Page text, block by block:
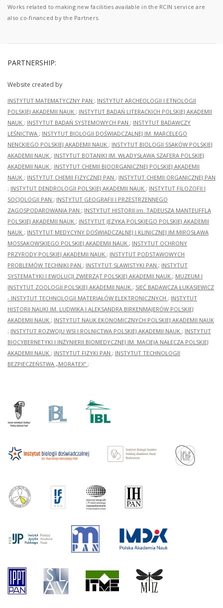
Works related to making new facilities available in the RCIN service are
also co-financed by the Partners.
PARTNERSHIP:
Website created by
INSTYTUT MATEMATYCZNY PAN ; INSTYTUT ARCHEOLOGII I ETNOLOGII
POLSKIEJ AKADEMII NAUK ; INSTYTUT BADAŃ LITERACKICH POLSKIEJ AKADEMII
NAUK ; INSTYTUT BADAŃ SYSTEMOWYCH PAN ; INSTYTUT BADAWCZY
LEŚNICTWA ; INSTYTUT BIOLOGII DOŚWIADCZALNEJ IM. MARCELEGO
NENCKIEGO POLSKIEJ AKADEMII NAUK ; INSTYTUT BIOLOGII SSAKÓW POLSKIEJ
AKADEMII NAUK ; INSTYTUT BOTANIKI IM. WŁADYSŁAWA SZAFERA POLSKIEJ
AKADEMII NAUK ; INSTYTUT CHEMII BIOORGANICZNEJ POLSKIEJ AKADEMII
NAUK ; INSTYTUT CHEMII FIZYCZNEJ PAN ; INSTYTUT CHEMII ORGANICZNEJ PAN
; INSTYTUT DENDROLOGII POLSKIEJ AKADEMII NAUK ; INSTYTUT FILOZOFII I
SOCJOLOGII PAN ; INSTYTUT GEOGRAFII I PRZESTRZENNEGO
ZAGOSPODAROWANIA PAN ; INSTYTUT HISTORII im. TADEUSZA MANTEUFFLA
POLSKIEJ AKADEMII NAUK ; INSTYTUT JĘZYKA POLSKIEGO POLSKIEJ AKADEMII
NAUK ; INSTYTUT MEDYCYNY DOŚWIADCZALNEJ I KLINICZNEJ IM.MIROSŁAWA
MOSSAKOWSKIEGO POLSKIEJ AKADEMII NAUK ; INSTYTUT OCHRONY
PRZYRODY POLSKIEJ AKADEMII NAUK ; INSTYTUT PODSTAWOWYCH
PROBLEMÓW TECHNIKI PAN ; INSTYTUT SLAWISTYKI PAN ; INSTYTUT
SYSTEMATYKI I EWOLUCJI ZWIERZĄT POLSKIEJ AKADEMII NAUK ; MUZEUM I
INSTYTUT ZOOLOGII POLSKIEJ AKADEMII NAUK ; SIEĆ BADAWCZA ŁUKASIEWICZ
- INSTYTUT TECHNOLOGII MATERIAŁÓW ELEKTRONICZNYCH ; INSTYTUT
HISTORII NAUKI IM. LUDWIKA I ALEKSANDRA BIRKENMAJERÓW POLSKIEJ
AKADEMII NAUK ; INSTYTUT NAUK EKONOMICZNYCH POLSKIEJ AKADEMII NAUK
; INSTYTUT ROZWOJU WSI I ROLNICTWA POLSKIEJ AKADEMII NAUK ; INSTYTUT
BIOCYBERNETYKI I INŻYNIERII BIOMEDYCZNEJ IM. MACIEJA NAŁĘCZA POLSKIEJ
AKADEMII NAUK ; INSTYTUT FIZYKI PAN ; INSTYTUT TECHNOLOGII
BEZPIECZEŃSTWA „MORATEX” ;